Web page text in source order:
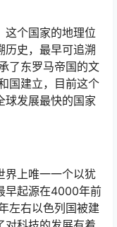
个国家的地理位
历史，最早可追溯
了东罗马帝国的文
国建立，目前这个
球发展最快的国家
上唯一一个以犹
早起源在4000年前
左右以色列国被建